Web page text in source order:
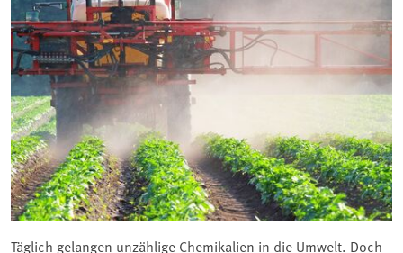
Täglich gelangen unzählige Chemikalien in die Umwelt. Doch